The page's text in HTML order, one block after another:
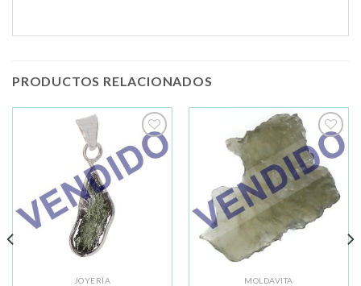
PRODUCTOS RELACIONADOS
Añadir
a la
lista de
JOYERÍA
Añadir
a la
lista de
deseos
MOLDAVITA